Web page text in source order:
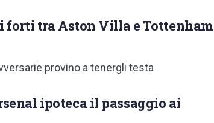
forti tra Aston Villa e Tottenham
provino a tenergli testa
ipoteca il passaggio ai